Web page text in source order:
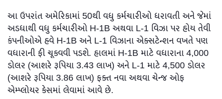
આ ઉપરાંત અમેરિકામાં 50થી વધુ કર્મચારીઓ ધરાવતી અને જેમાં
અડધાથી વધુ કર્મચારીઓ H-1B અથવા L-1 વિઝા પર હોય તેવી
કંપનીઓએ હવે H-1B અને L-1 વિઝાના એક્સટેન્શન વખતે પણ
વધારાની ફી ચૂકવવી પડશે. હાલમાં H-1B માટે વધારાના 4,000
ડોલર (આશરે રૂપિયા 3.43 લાખ) અને L-1 માટે 4,500 ડોલર
(આશરે રૂપિયા 3.86 લાખ) ફક્ત નવા અથવા ચેન્જ ઓફ
એમ્પ્લોયર કેસમાં લેવામાં આવે છે.